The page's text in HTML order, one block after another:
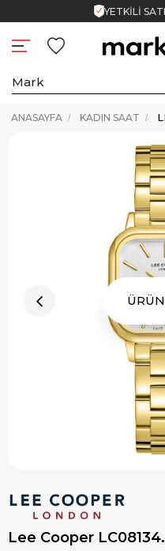
YETKİLİ
ANASAYFA KADIN SAAT
Lee Cooper